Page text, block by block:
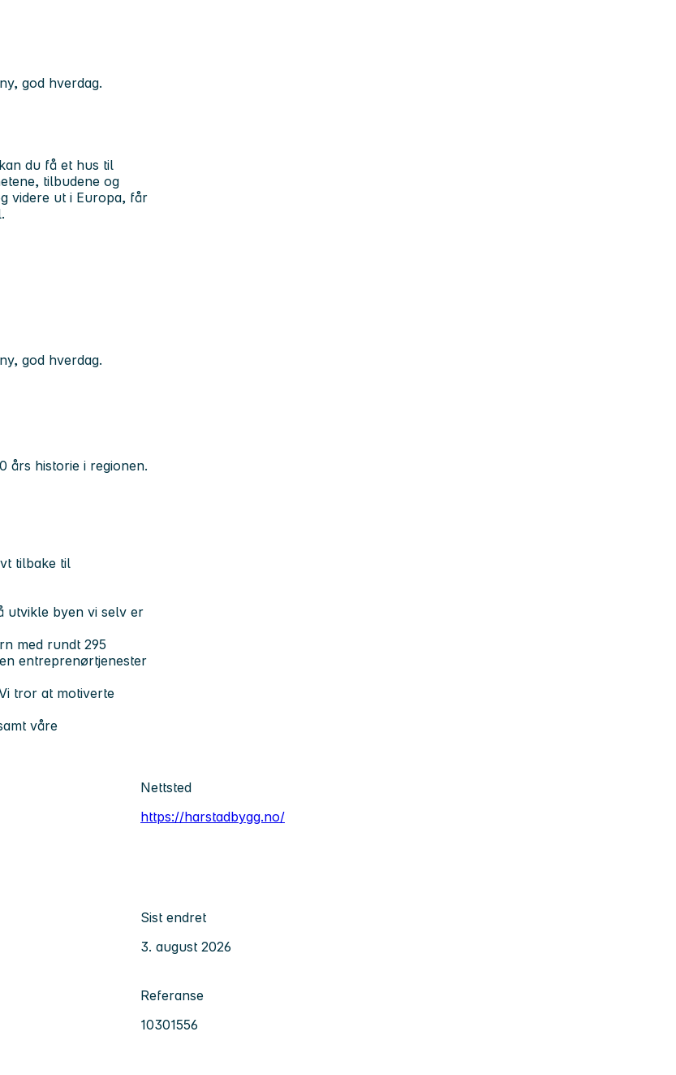
god hverdag.
du få et hus til
tilbudene og
videre ut i Europa, får
god hverdag.
års historie i regionen.
tilbake til
utvikle byen vi selv er
med rundt 295
entreprenørtjenester
tror at motiverte
våre
Nettsted
https://harstadbygg.no/
Sist endret
3. august 2026
Referanse
10301556